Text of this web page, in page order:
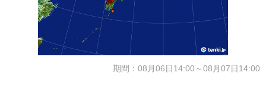
期間：08月06日14:00～08月07日14:00